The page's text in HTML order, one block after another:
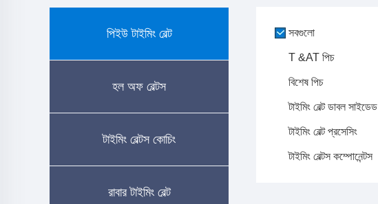
পিইউ টাইমিং বেল্ট
হল অফ বেল্টস
টাইমিং বেল্টস কোচিং
রাবার টাইমিং বেল্ট
সবগুলো
T &AT পিচ
বিশেষ পিচ
টাইমিং বেল্ট ডাবল সাইডেড
টাইমিং বেল্ট প্রসেসিং
টাইমিং বেল্টস কম্পোনেন্টস